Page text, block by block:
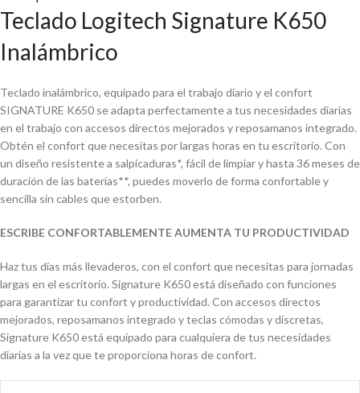
Teclado Logitech Signature K650
Inalámbrico
Teclado inalámbrico, equipado para el trabajo diario y el confort
SIGNATURE K650 se adapta perfectamente a tus necesidades diarias
en el trabajo con accesos directos mejorados y reposamanos integrado.
Obtén el confort que necesitas por largas horas en tu escritorio. Con
un diseño resistente a salpicaduras*, fácil de limpiar y hasta 36 meses de
duración de las baterías**, puedes moverlo de forma confortable y
sencilla sin cables que estorben.
ESCRIBE CONFORTABLEMENTE AUMENTA TU PRODUCTIVIDAD
Haz tus días más llevaderos, con el confort que necesitas para jornadas
largas en el escritorio. Signature K650 está diseñado con funciones
para garantizar tu confort y productividad. Con accesos directos
mejorados, reposamanos integrado y teclas cómodas y discretas,
Signature K650 está equipado para cualquiera de tus necesidades
diarias a la vez que te proporciona horas de confort.